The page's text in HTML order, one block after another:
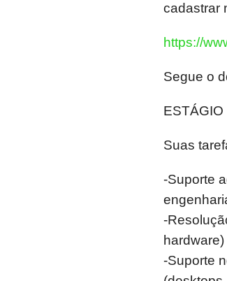
cadastrar
https://
Segue o
ESTÁGIO
Suas
-Suporte
-
-Suporte